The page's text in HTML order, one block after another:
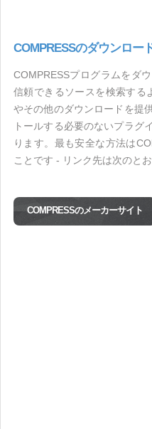
COMPRESSのダウンロー
COMPRESSプログラムをダ
信頼できるソースを検索する
やその他のダウンロードを提
トールする必要のないプラグ
ります。最も安全な方法は
ことです - リンク先は次のとお
COMPRESSのメーカーサイト